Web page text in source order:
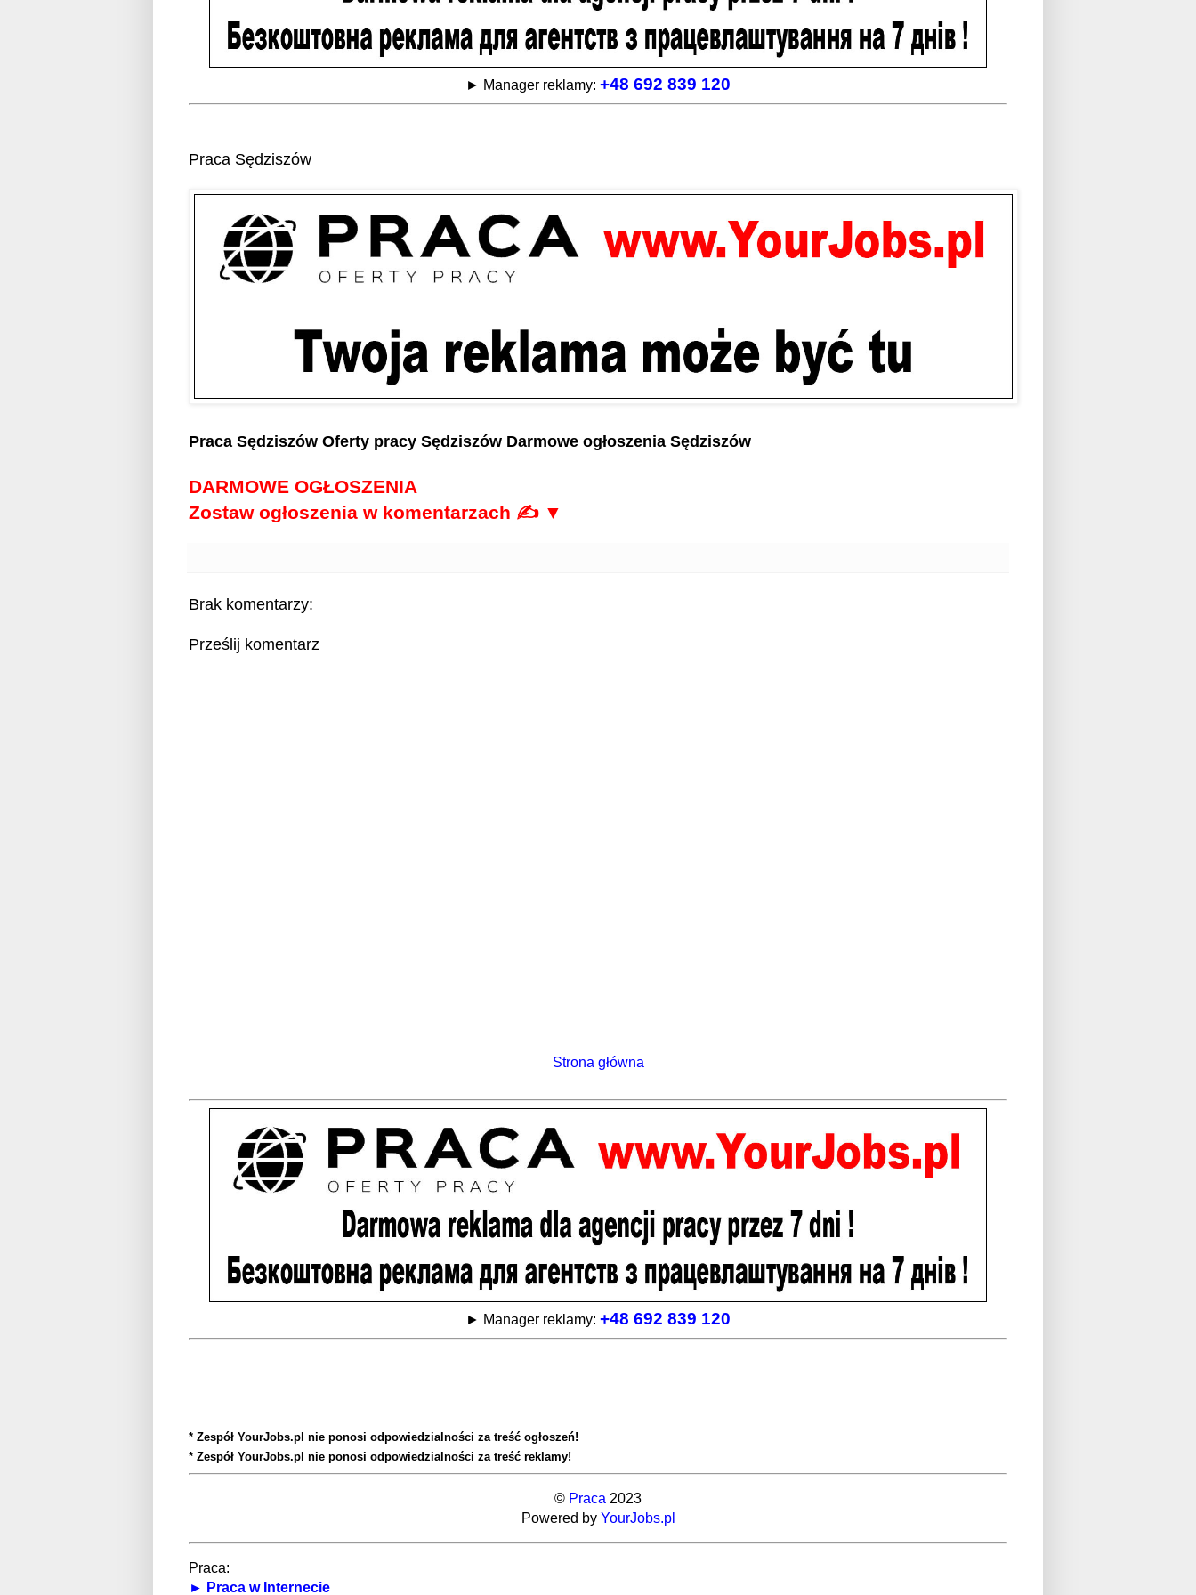
► Manager reklamy: +48 692 839 120
Praca Sędziszów
Praca Sędziszów Oferty pracy Sędziszów Darmowe ogłoszenia Sędziszów
DARMOWE OGŁOSZENIA
Zostaw ogłoszenia w komentarzach ✍ ▼
Brak komentarzy:
Prześlij komentarz
Strona główna
► Manager reklamy: +48 692 839 120
* Zespół YourJobs.pl nie ponosi odpowiedzialności za treść ogłoszeń!
* Zespół YourJobs.pl nie ponosi odpowiedzialności za treść reklamy!
© Praca 2023
Powered by YourJobs.pl
Praca:
► Praca w Internecie